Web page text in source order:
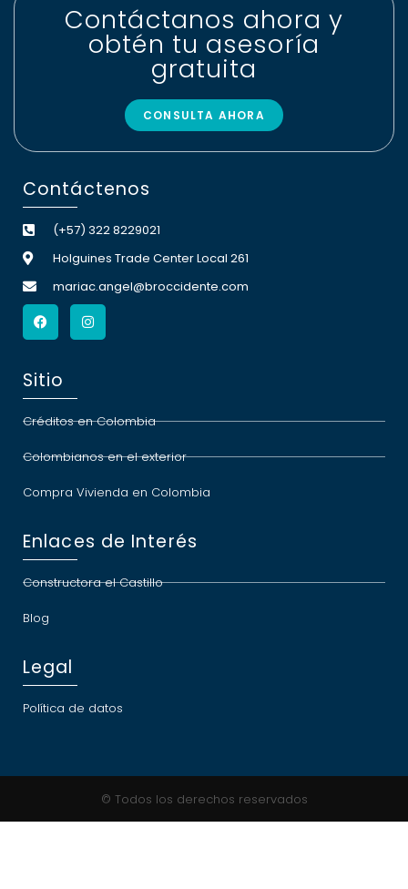
Contáctanos ahora y
obtén tu asesoría
gratuita
CONSULTA AHORA
Contáctenos
(+57) 322 8229021
Holguines Trade Center Local 261
mariac.angel@broccidente.com
Sitio
Créditos en Colombia
Colombianos en el exterior
Compra Vivienda en Colombia
Enlaces de Interés
Constructora el Castillo
Blog
Legal
Política de datos
© Todos los derechos reservados